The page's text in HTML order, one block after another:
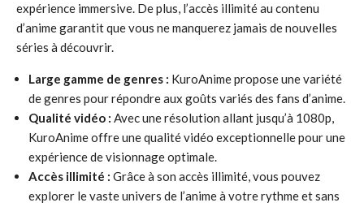
expérience immersive. De plus, l’accès illimité au contenu
d’anime garantit que vous ne manquerez jamais de nouvelles
séries à découvrir.
Large gamme de genres : KuroAnime propose une variété
de genres pour répondre aux goûts variés des fans d’anime.
Qualité vidéo : Avec une résolution allant jusqu’à 1080p,
KuroAnime offre une qualité vidéo exceptionnelle pour une
expérience de visionnage optimale.
Accès illimité : Grâce à son accès illimité, vous pouvez
explorer le vaste univers de l’anime à votre rythme et sans